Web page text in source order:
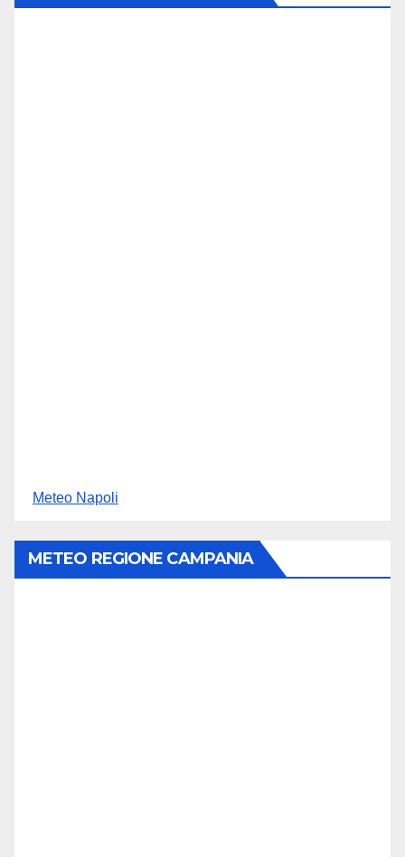
Meteo Napoli
METEO REGIONE CAMPANIA